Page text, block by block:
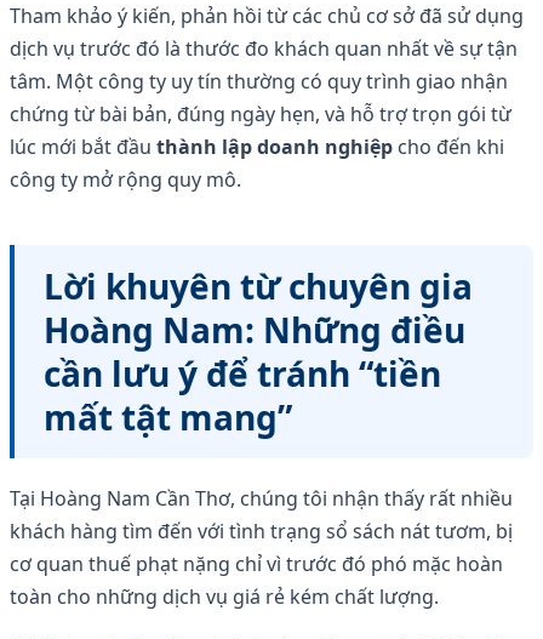
Tham khảo ý kiến, phản hồi từ các chủ cơ sở đã sử dụng
dịch vụ trước đó là thước đo khách quan nhất về sự tận
tâm. Một công ty uy tín thường có quy trình giao nhận
chứng từ bài bản, đúng ngày hẹn, và hỗ trợ trọn gói từ
lúc mới bắt đầu thành lập doanh nghiệp cho đến khi
công ty mở rộng quy mô.
Lời khuyên từ chuyên gia
Hoàng Nam: Những điều
cần lưu ý để tránh “tiền
mất tật mang”
Tại Hoàng Nam Cần Thơ, chúng tôi nhận thấy rất nhiều
khách hàng tìm đến với tình trạng sổ sách nát tươm, bị
cơ quan thuế phạt nặng chỉ vì trước đó phó mặc hoàn
toàn cho những dịch vụ giá rẻ kém chất lượng.